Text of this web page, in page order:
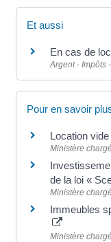
Et aussi
En cas de
Argent - Impôts
Pour en savoir
Location
Ministère
de la loi «
Ministère
Immeubles
Ministère